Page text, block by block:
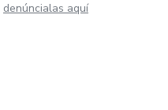
denúncialas aquí